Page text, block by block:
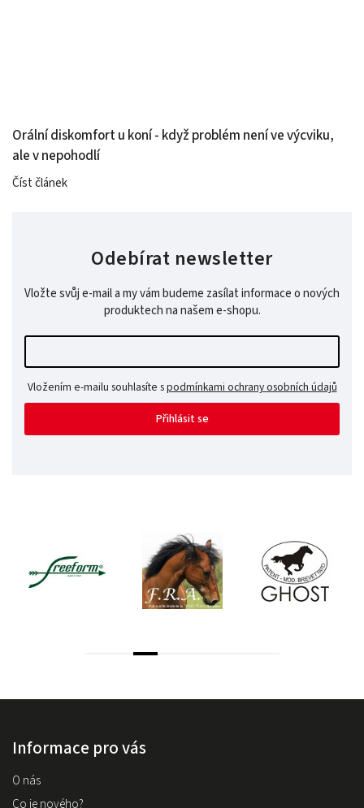
Orální diskomfort u koní - když problém není ve výcviku,
ale v nepohodlí
Číst článek
Odebírat newsletter
Vložte svůj e-mail a my vám budeme zasílat informace o nových
produktech na našem e-shopu.
Vložením e-mailu souhlasíte spodmínkami ochrany osobních údajů
Přihlásit se
Informace pro vás
O nás
Co je nového?